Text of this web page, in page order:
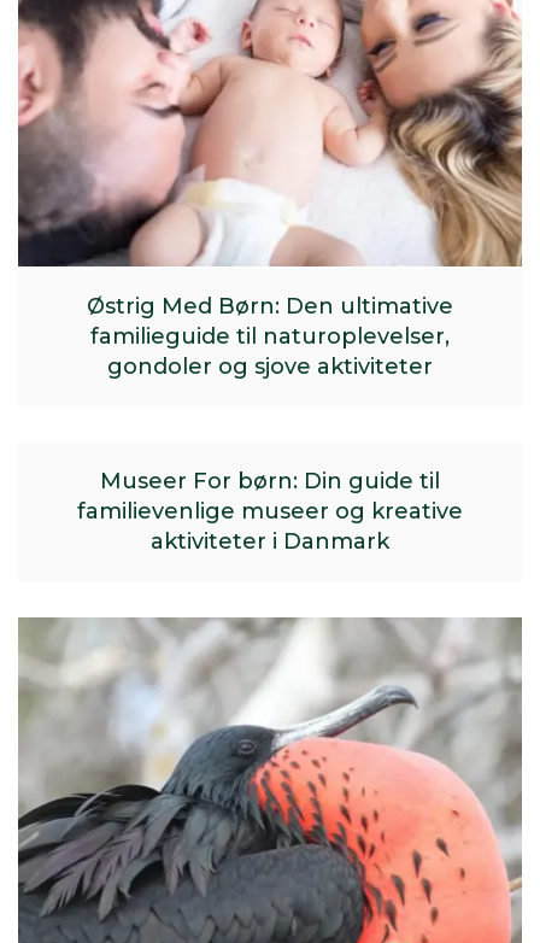
Østrig Med Børn: Den ultimative
familieguide til naturoplevelser,
gondoler og sjove aktiviteter
Museer For børn: Din guide til
familievenlige museer og kreative
aktiviteter i Danmark